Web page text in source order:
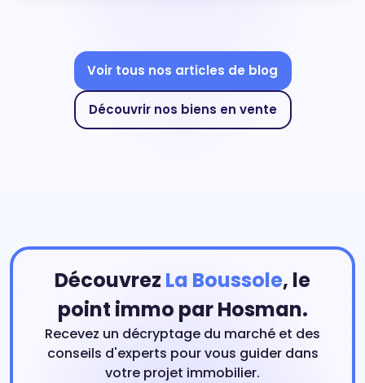
Voir tous nos articles de blog
Découvrir nos biens en vente
Découvrez La Boussole, le
point immo par Hosman.
Recevez un décryptage du marché et des
conseils d'experts pour vous guider dans
votre projet immobilier.